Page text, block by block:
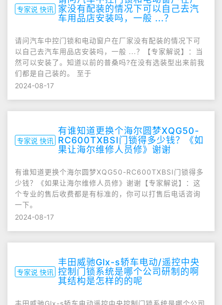
专家说 快讯 家没有配装的情况下可以自己去汽
车用品店安装吗，一般 ...？
请问汽车中控门锁和电动窗户在厂家没有配装的情况下可
以自己去汽车用品店安装吗，一般 ...？【专家解说】：当
然可以安装了。知道以前的普桑吗?在没有选装型出来前我
们都是自己装的。 至于
2024-08-17
专家说 快讯
有谁知道更换个海尔圆梦XQG50-
RC600TXBSI门锁得多少钱？《如
果让海尔维修人员修》谢谢
有谁知道更换个海尔圆梦XQG50-RC600TXBSI门锁得多
少钱？《如果让海尔维修人员修》谢谢【专家解说】：这
个专业的售后收费都是有标准的，你可以打售后电话咨询
一下。
2024-08-17
专家说 快讯
丰田威驰Glx-s轿车电动/遥控中央
控制门锁系统是哪个公司研制的啊
其结构是怎样的的呢
丰田威驰Glx-s轿车电动遥控中央控制门锁系统是哪个公司